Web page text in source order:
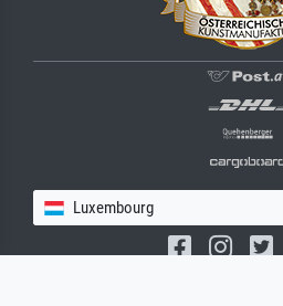
Luxembourg